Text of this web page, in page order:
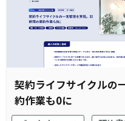
契約ライフサイクルの
約作業も0に